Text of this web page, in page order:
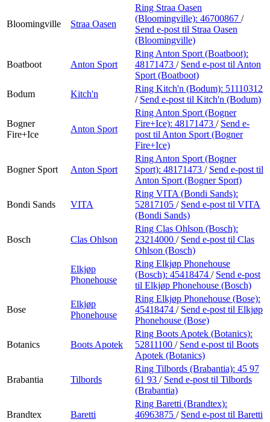
Bloomingville Straa Oasen
Ring Straa Oasen
(Bloomingville): 46700867 /
Send e-post til Straa Oasen
(Bloomingville)
Boatboot Anton Sport
Ring Anton Sport (Boatboot):
48171473 / Send e-post til Anton
Sport (Boatboot)
Bodum
Kitch'n
Ring Kitch'n (Bodum): 51110312
/ Send e-post til Kitch'n (Bodum)
Bogner
Fire+Ice
Anton Sport
Ring Anton Sport (Bogner
Fire+Ice): 48171473 / Send e-
post til Anton Sport (Bogner
Fire+Ice)
Bogner Sport Anton Sport
Ring Anton Sport (Bogner
Sport): 48171473 / Send e-post til
Anton Sport (Bogner Sport)
Bondi Sands VITA
Ring VITA (Bondi Sands):
52817105 / Send e-post til VITA
(Bondi Sands)
Bosch Clas Ohlson
Ring Clas Ohlson (Bosch):
23214000 / Send e-post til Clas
Ohlson (Bosch)
Elkjøp
Phonehouse
Ring Elkjøp Phonehouse
(Bosch): 45418474 / Send e-post
til Elkjøp Phonehouse (Bosch)
Bose
Elkjøp
Phonehouse
Ring Elkjøp Phonehouse (Bose):
45418474 / Send e-post til Elkjøp
Phonehouse (Bose)
Botanics Boots Apotek
Ring Boots Apotek (Botanics):
52811100 / Send e-post til Boots
Apotek (Botanics)
Brabantia Tilbords
Ring Tilbords (Brabantia): 45 97
61 93 / Send e-post til Tilbords
(Brabantia)
Brandtex Baretti
Ring Baretti (Brandtex):
46963875 / Send e-post til Baretti